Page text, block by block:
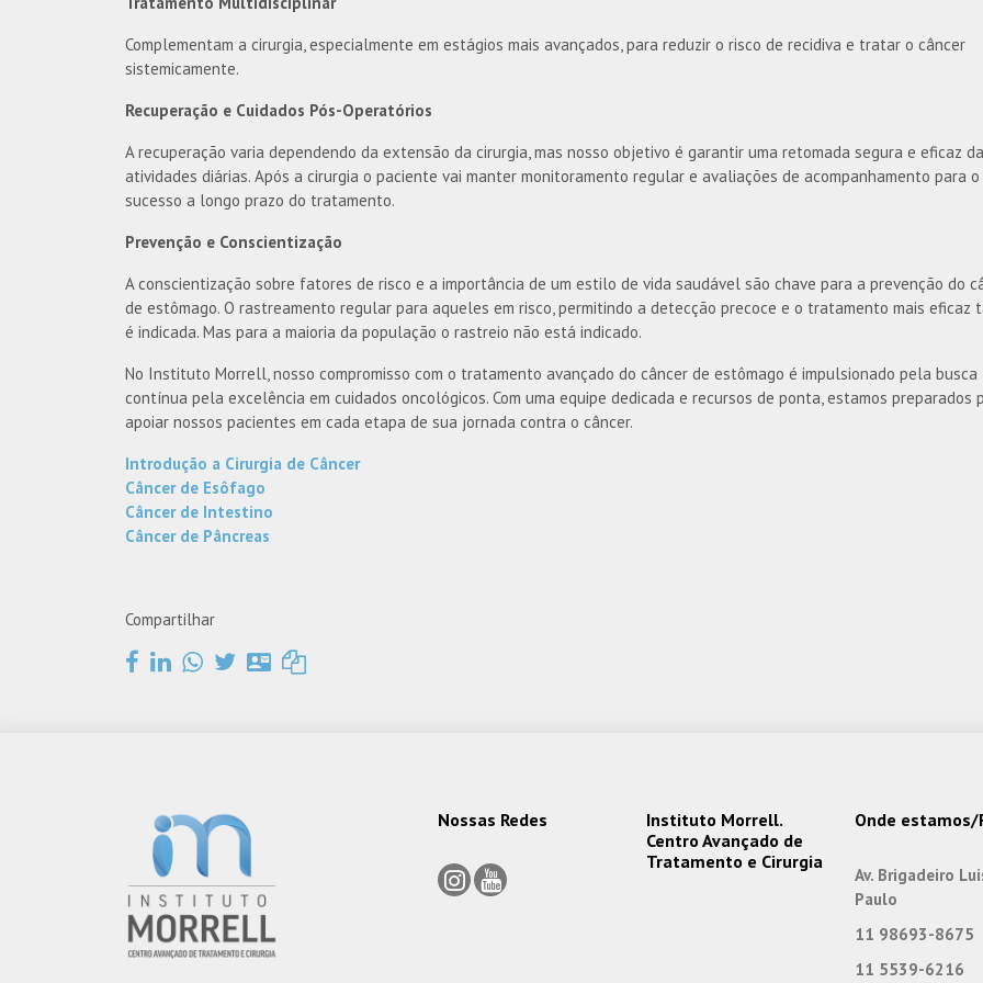
Complementam a cirurgia, especialmente em estágios mais avançados, para reduzir o risco de recidiva e tratar o câncer
sistemicamente.
Recuperação e Cuidados Pós-Operatórios
A recuperação varia dependendo da extensão da cirurgia, mas nosso objetivo é garantir uma retomada segura e eficaz
atividades diárias. Após a cirurgia o paciente vai manter monitoramento regular e avaliações de acompanhamento para o
sucesso a longo prazo do tratamento.
Prevenção e Conscientização
A conscientização sobre fatores de risco e a importância de um estilo de vida saudável são chave para a prevenção do
de estômago. O rastreamento regular para aqueles em risco, permitindo a detecção precoce e o tratamento mais eficaz
é indicada. Mas para a maioria da população o rastreio não está indicado.
No Instituto Morrell, nosso compromisso com o tratamento avançado do câncer de estômago é impulsionado pela busca
contínua pela excelência em cuidados oncológicos. Com uma equipe dedicada e recursos de ponta, estamos preparados
apoiar nossos pacientes em cada etapa de sua jornada contra o câncer.
Introdução a Cirurgia de Câncer
Câncer de Esôfago
Câncer de Intestino
Câncer de Pâncreas
Compartilhar
Nossas Redes
Instituto Morrell.
Centro Avançado de
Tratamento e Cirurgia
Onde estamos/
Av. Brigadeiro
Paulo
11 98693-8675
11 5539-6216